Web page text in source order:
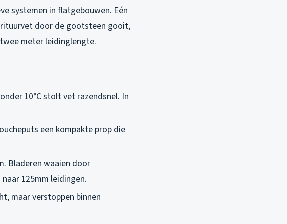
systemen in flatgebouwen. Eén
door de gootsteen gooit,
meter leidinglengte.
10°C stolt vet razendsnel. In
een kompakte prop die
Bladeren waaien door
125mm leidingen.
maar verstoppen binnen